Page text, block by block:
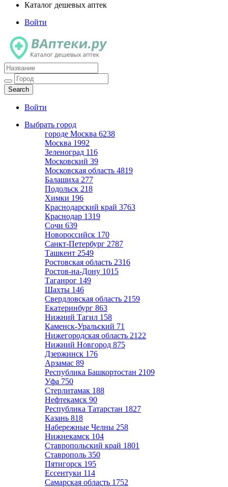
Каталог дешевых аптек
Войти
Каталог дешевых аптек
Войти
Выбрать город
городе Москва 6238
Москва 1992
Зеленоград 116
Московский 39
Московская область 4819
Балашиха 277
Подольск 218
Химки 196
Краснодарский край 3763
Краснодар 1319
Сочи 639
Новороссийск 170
Санкт-Петербург 2787
Ташкент 2549
Ростовская область 2316
Ростов-на-Дону 1015
Таганрог 149
Шахты 146
Свердловская область 2159
Екатеринбург 863
Нижний Тагил 158
Каменск-Уральский 71
Нижегородская область 2122
Нижний Новгород 875
Дзержинск 176
Арзамас 89
Республика Башкортостан 2109
Уфа 750
Стерлитамак 188
Нефтекамск 90
Республика Татарстан 1827
Казань 818
Набережные Челны 258
Нижнекамск 104
Ставропольский край 1801
Ставрополь 350
Пятигорск 195
Ессентуки 114
Самарская область 1752